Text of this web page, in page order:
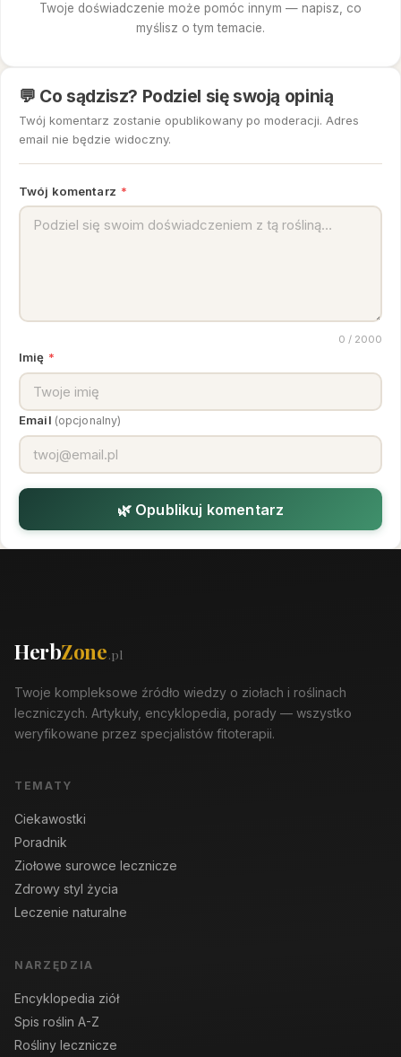
Twoje doświadczenie może pomóc innym — napisz, co
myślisz o tym temacie.
💬 Co sądzisz? Podziel się swoją opinią
Twój komentarz zostanie opublikowany po moderacji. Adres
email nie będzie widoczny.
Twój komentarz *
0 / 2000
Imię *
Email (opcjonalny)
🌿 Opublikuj komentarz
HerbZone.pl
Twoje kompleksowe źródło wiedzy o ziołach i roślinach
leczniczych. Artykuły, encyklopedia, porady — wszystko
weryfikowane przez specjalistów fitoterapii.
TEMATY
Ciekawostki
Poradnik
Ziołowe surowce lecznicze
Zdrowy styl życia
Leczenie naturalne
NARZĘDZIA
Encyklopedia ziół
Spis roślin A-Z
Rośliny lecznicze